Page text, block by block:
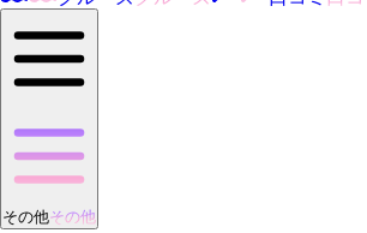
その他その他